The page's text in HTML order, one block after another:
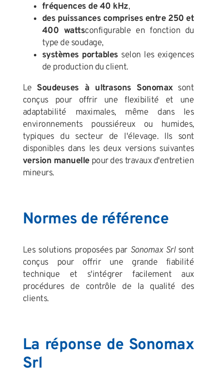
fréquences de 40 kHz,
des puissances comprises entre 250 et
400 wattsconfigurable en fonction du
type de soudage,
systèmes portables selon les exigences
de production du client.
Le Soudeuses à ultrasons Sonomaxsont
conçus pour offrir une flexibilité et une
adaptabilité maximales, même dans les
environnements poussiéreux ou humides,
typiques du secteur de l'élevage. Ils sont
disponibles dans les deux versions suivantes
version manuellepour des travaux d'entretien
mineurs.
Normes de référence
Les solutions proposées par Sonomax Srlsont
conçus pour offrir une grande fiabilité
technique et s'intégrer facilement aux
procédures de contrôle de la qualité des
clients.
La réponse de Sonomax
Srl